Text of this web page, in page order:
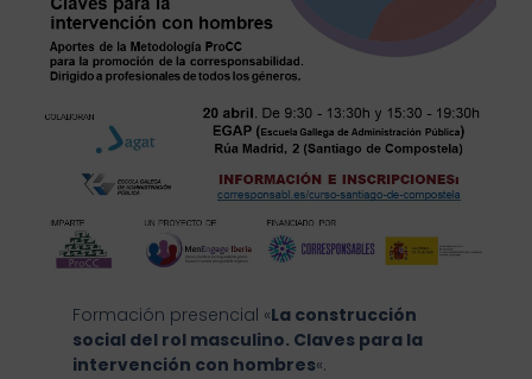
Formación presencial «La construcción
social del rol masculino. Claves para la
intervención con hombres«.